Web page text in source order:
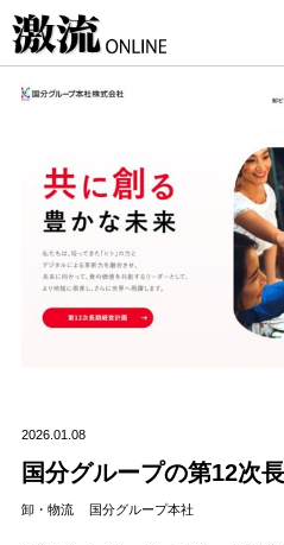
2026.01.08
国分グループの第12次
卸・物流 国分グループ本社